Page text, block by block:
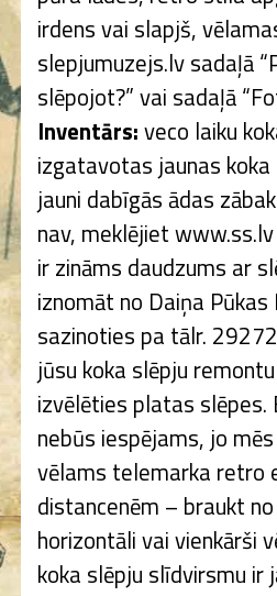
irdens vai slapjš,
slepjumuzejs.lv sadaļā
slēpojot?” vai sadaļā
Inventārs:veco laiku
izgatavotas jaunas
jauni dabīgās ādas
nav, meklējiet
ir zināms daudzums ar
iznomāt no Daiņa
sazinoties pa tālr.
jūsu koka slēpju
izvēlēties platas
nebūs iespējams, jo
vēlams telemarka retro
distancenēm – braukt
horizontāli vai vienkārši
koka slēpju slīdvirsmu ir